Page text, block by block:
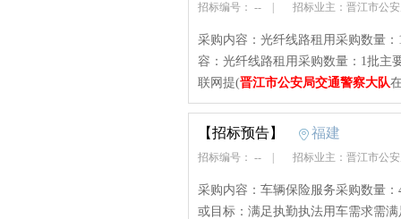
招标编号： -- 招标业主：晋江市公
采购内容：光纤线路租用采购数量
容：光纤线路租用采购数量：1批主
联网提(晋江市公安局交通警察大队
【招标预告】 福建
招标编号： -- 招标业主：晋江市公
采购内容：车辆保险服务采购数量
或目标：满足执勤执法用车需求需